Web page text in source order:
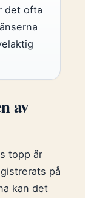
det ofta
av
topp är
på
kan det